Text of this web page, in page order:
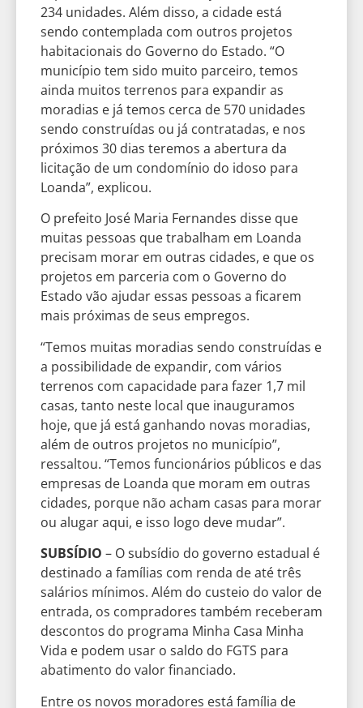
234 unidades. Além disso, a cidade está
sendo contemplada com outros projetos
habitacionais do Governo do Estado. “O
município tem sido muito parceiro, temos
ainda muitos terrenos para expandir as
moradias e já temos cerca de 570 unidades
sendo construídas ou já contratadas, e nos
próximos 30 dias teremos a abertura da
licitação de um condomínio do idoso para
Loanda”, explicou.
O prefeito José Maria Fernandes disse que
muitas pessoas que trabalham em Loanda
precisam morar em outras cidades, e que os
projetos em parceria com o Governo do
Estado vão ajudar essas pessoas a ficarem
mais próximas de seus empregos.
“Temos muitas moradias sendo construídas e
a possibilidade de expandir, com vários
terrenos com capacidade para fazer 1,7 mil
casas, tanto neste local que inauguramos
hoje, que já está ganhando novas moradias,
além de outros projetos no município”,
ressaltou. “Temos funcionários públicos e das
empresas de Loanda que moram em outras
cidades, porque não acham casas para morar
ou alugar aqui, e isso logo deve mudar”.
SUBSÍDIO – O subsídio do governo estadual é
destinado a famílias com renda de até três
salários mínimos. Além do custeio do valor de
entrada, os compradores também receberam
descontos do programa Minha Casa Minha
Vida e podem usar o saldo do FGTS para
abatimento do valor financiado.
Entre os novos moradores está família de